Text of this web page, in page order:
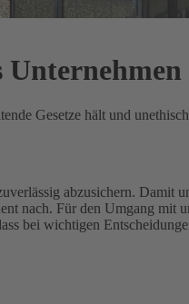
Unternehmen
Gesetze hält und
abzusichern. Damit
nach. Für den Umgang mit
bei wichtigen